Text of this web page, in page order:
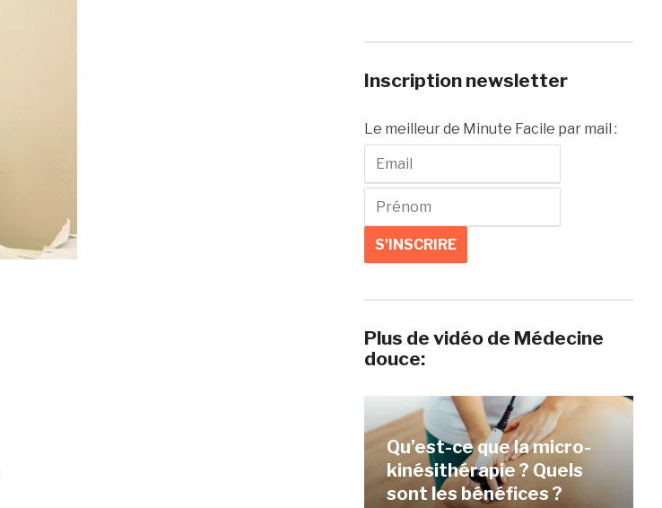
Inscription newsletter
Le meilleur de Minute Facile par mail :
Plus de vidéo de Médecine
douce:
Qu’est-ce que la micro-
kinésithérapie ? Quels
sont les bénéfices ?